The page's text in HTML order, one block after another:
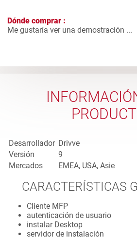
Dónde comprar :
Me gustaría ver una demostración ...
Desarrollador Drivve
Versión
9
Mercados
EMEA, USA, Asie
CARACTERÍSTICAS
Cliente MFP
autenticación de usuario
instalar Desktop
servidor de instalación